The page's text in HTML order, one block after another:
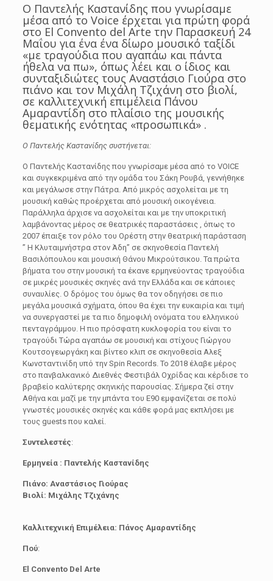
Ο Παντελής Καστανίδης που γνωρίσαμε
μέσα από το Voice έρχεται για πρώτη φορά
στο El Convento del Arte την Παρασκευή 24
Μαΐου για ένα ένα δίωρο μουσικό ταξίδι
«με τραγούδια που αγαπάω και πάντα
ήθελα να πω», όπως λέει και ο ίδιος και
συνταξιδιώτες τους Αναστάσιο Γιούρα στο
πιάνο και τον Μιχάλη Τζιχάνη στο βιολί,
σε καλλιτεχνική επιμέλεια Πάνου
Αμαραντίδη στο πλαίσιο της μουσικής
θεματικής ενότητας «προσωπικά» .
Ο Παντελής Καστανίδης συστήνεται:
O Παντελής Καστανίδης που γνωρίσαμε μέσα από το VOICE
και συγκεκριμένα από την ομάδα του Σάκη Ρουβά, γεννήθηκε
και μεγάλωσε στην Πάτρα. Από μικρός ασχολείται με τη
μουσική καθώς προέρχεται από μουσική οικογένεια.
Παράλληλα άρχισε να ασχολείται και με την υποκριτική
λαμβάνοντας μέρος σε θεατρικές παραστάσεις , όπως το
2007 έπαιξε τον ρόλο του Ορέστη στην θεατρική παράσταση
” Η Κλυταιμνήστρα στον Άδη” σε σκηνοθεσία Παντελή
Βασιλόπουλου και μουσική Θάνου Μικρούτσικου. Τα πρώτα
βήματα του στην μουσική τα έκανε ερμηνεύοντας τραγούδια
σε μικρές μουσικές σκηνές ανά την Ελλάδα και σε κάποιες
συναυλίες. Ο δρόμος του όμως θα τον οδηγήσει σε πιο
μεγάλα μουσικά σχήματα, όπου θα έχει την ευκαιρία και τιμή
να συνεργαστεί με τα πιο δημοφιλή ονόματα του ελληνικού
πενταγράμμου. Η πιο πρόσφατη κυκλοφορία του είναι το
τραγούδι Τώρα αγαπάω σε μουσική και στίχους Γιώργου
Κουτσογεωργάκη και βίντεο κλιπ σε σκηνοθεσία Αλεξ
Κωνσταντινίδη υπό την Spin Records. Το 2018 έλαβε μέρος
στο πανβαλκανικό Διεθνές Φεστιβάλ Οχρίδας και κέρδισε το
βραβείο καλύτερης σκηνικής παρουσίας. Σήμερα ζεί στην
Αθήνα και μαζί με την μπάντα του Ε90 εμφανίζεται σε πολύ
γνωστές μουσικές σκηνές και κάθε φορά μας εκπλήσει με
τους guests που καλεί.
Συντελεστές:
Ερμηνεία : Παντελής Καστανίδης
Πιάνο: Αναστάσιος Γιούρας
Βιολί: Μιχάλης Τζιχάνης
Καλλιτεχνική Επιμέλεια: Πάνος Αμαραντίδης
Πού:
El Convento Del Arte